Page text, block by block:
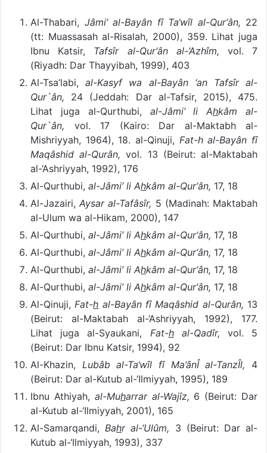
Al-Thabari, Jâmi’ al-Bayân fî Ta‘wîl al-Qur‘ân, 22
(tt: Muassasah al-Risalah, 2000), 359. Lihat juga
Ibnu Katsir, Tafsîr al-Qur‘ân al-’Azhîm, vol. 7
(Riyadh: Dar Thayyibah, 1999), 403
Al-Tsa’labi,al-Kasyf wa al-Bayân ‘an Tafsîr al-
Qur`ân, 24 (Jeddah: Dar al-Tafsir, 2015), 475.
Lihat juga al-Qurthubi, al-Jâmi’ li Ahkâm al-
Qur`ân, vol. 17 (Kairo: Dar al-Maktabh al-
Mishriyyah, 1964), 18. al-Qinuji, Fat-h al-Bayân fî
Maqâshid al-Qurân,vol. 13 (Beirut: al-Maktabah
al-‘Ashriyyah, 1992), 176
Al-Qurthubi, al-Jâmi’ li Ahkâm al-Qur‘ân, 17, 18
Al-Jazairi,Aysar al-Tafâsîr, 5 (Madinah: Maktabah
al-Ulum wa al-Hikam, 2000), 147
Al-Qurthubi, al-Jâmi’ li Ahkâm al-Qur‘ân, 17, 18
Al-Qurthubi, al-Jâmi’ li Ahkâm al-Qur‘ân, 17, 18
Al-Qurthubi, al-Jâmi’ li Ahkâm al-Qur‘ân, 17, 18
Al-Qurthubi, al-Jâmi’ li Ahkâm al-Qur‘ân, 17, 18
Al-Qinuji,Fat-h al-Bayân fî Maqâshid al-Qurân, 13
(Beirut: al-Maktabah al-‘Ashriyyah, 1992), 177.
Lihat juga al-Syaukani, Fat-hal-Qadîr, vol. 5
(Beirut: Dar Ibnu Katsir, 1994), 92
Al-Khazin, Lubâb al-Ta‘wîl fî Ma’ânÎ al-TanzÎl, 4
(Beirut: Dar al-Kutub al-‘Ilmiyyah, 1995), 189
Ibnu Athiyah, al-Muharrar al-Wajîz, 6 (Beirut: Dar
al-Kutub al-‘Ilmiyyah, 2001), 165
Al-Samarqandi,Bahr al-‘Ulûm, 3 (Beirut: Dar al-
Kutub al-‘Ilmiyyah, 1993), 337